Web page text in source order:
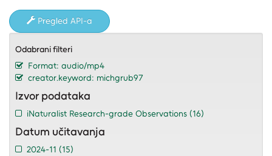
Pregled API-a
Odabrani filteri
Format: audio/mp4
creator.keyword: michgrub97
Izvor podataka
iNaturalist Research-grade Observations (16)
Datum učitavanja
2024-11 (15)